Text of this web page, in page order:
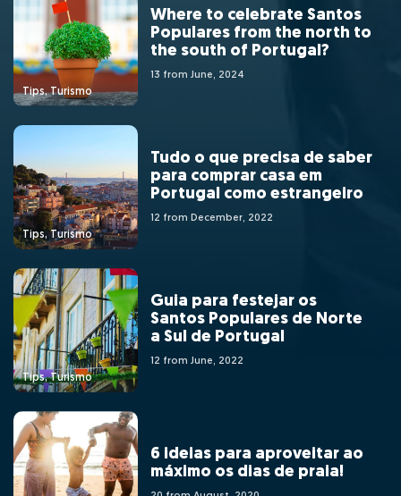
Tips, Turismo
Where to celebrate Santos
Populares from the north to
the south of Portugal?
13 from June, 2024
Tips, Turismo
Tudo o que precisa de saber
para comprar casa em
Portugal como estrangeiro
12 from December, 2022
Tips, Turismo
Guia para festejar os
Santos Populares de Norte
a Sul de Portugal
12 from June, 2022
6 ideias para aproveitar ao
máximo os dias de praia!